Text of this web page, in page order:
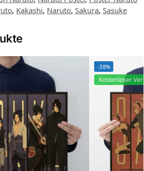
, Kakashi, Naruto, Sakura, Sasuke
-38%
Kostenloser